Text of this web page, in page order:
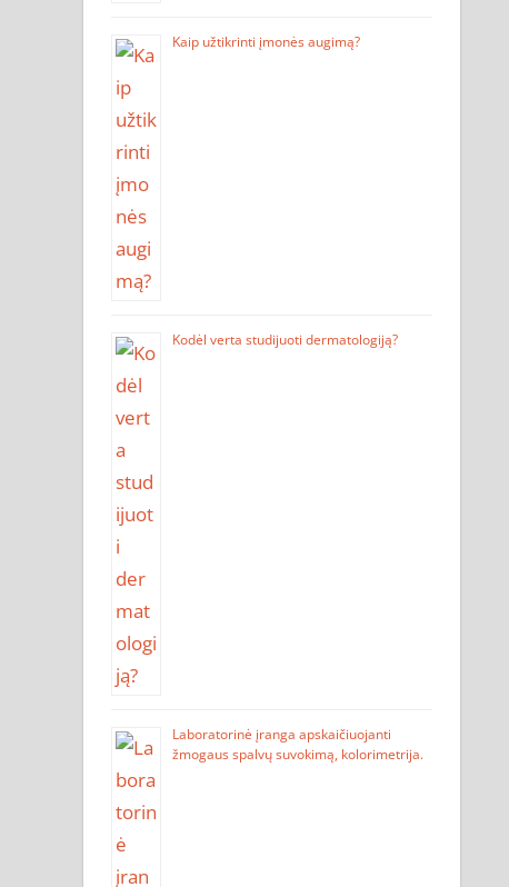
Kaip užtikrinti įmonės augimą?
Kodėl verta studijuoti dermatologiją?
Laboratorinė įranga apskaičiuojanti
žmogaus spalvų suvokimą, kolorimetrija.